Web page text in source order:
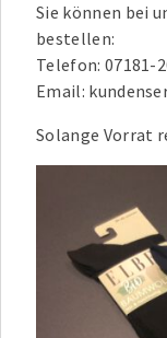
Sie können bei
bestellen:
Telefon: 07181-
Email:
Solange Vorrat